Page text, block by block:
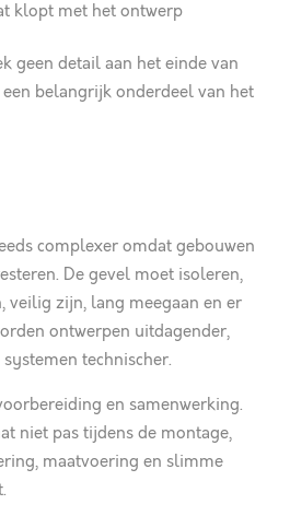
klopt met het ontwerp
geen detail aan het einde van
belangrijk onderdeel van het
complexer omdat gebouwen
De gevel moet isoleren,
veilig zijn, lang meegaan en er
ontwerpen uitdagender,
technischer.
en samenwerking.
niet pas tijdens de montage,
maatvoering en slimme